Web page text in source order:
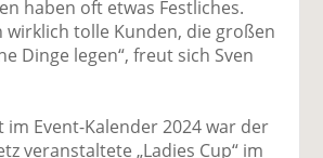
haben oft etwas Festliches.
wirklich tolle Kunden, die großen
Dinge legen“, freut sich Sven
im Event-Kalender 2024 war der
veranstaltete „Ladies Cup“ im